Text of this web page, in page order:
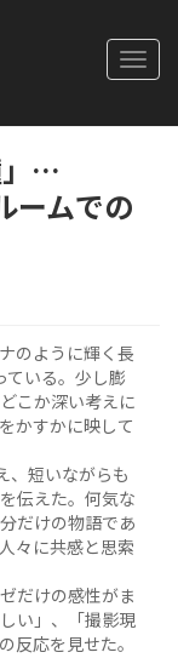
」…
ームでの
のように輝く長
ている。少し膨
こか深い考えに
かすかに映して
、短いながらも
伝えた。何気な
だけの物語であ
々に共感と思索
だけの感性がま
い」、「撮影現
反応を見せた。